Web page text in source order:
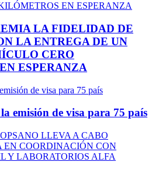
LA FIDELIDAD DE
LA ENTREGA DE UN
CERO
ESPERANZA
emisión de visa para 75 país